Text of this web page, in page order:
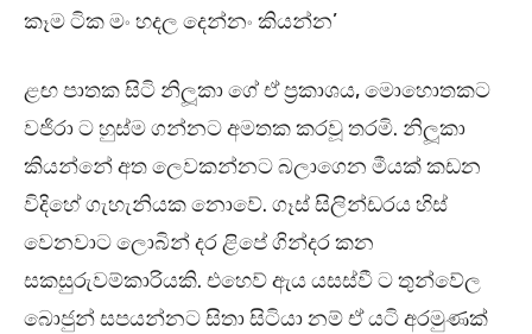
කෑම ටික මං හදල දෙන්නං කියන්න’
ළඟ පාතක සිටි නිලූකා ගේ ඒ ප්‍රකාශය, මොහොතකට
වජිරා ට හුස්ම ගන්නට අමතක කරවූ තරමි. නිලූකා
කියන්නේ අත ලෙවකන්නට බලාගෙන මීයක් කඩන
විදිහේ ගැහැනියක නොවේ. ගෑස් සිලින්ඩරය හිස්
වෙනවාට ලොබින් දර ළිපේ ගින්දර කන
සකසුරුවම්කාරියකි. එහෙව් ඇය යසස්වී ට තුන්වේල
බොජුන් සපයන්නට සිතා සිටියා නම් ඒ යටි අරමුණක්